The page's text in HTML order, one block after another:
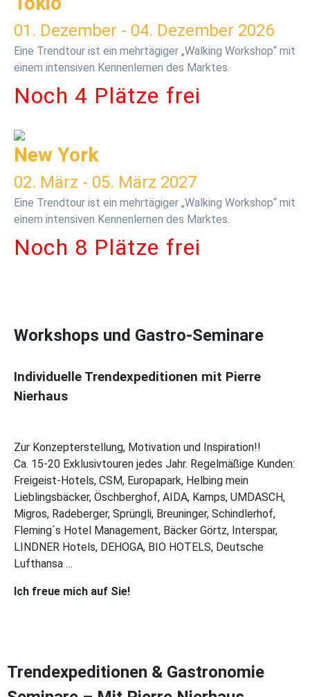
01. Dezember - 04. Dezember 2026
Eine Trendtour ist ein mehrtägiger „Walking Workshop“ mit
einem intensiven Kennenlernen des Marktes.
Noch 4 Plätze frei
New York
02. März - 05. März 2027
Eine Trendtour ist ein mehrtägiger „Walking Workshop“ mit
einem intensiven Kennenlernen des Marktes.
Noch 8 Plätze frei
Workshops und Gastro-Seminare
Individuelle Trendexpeditionen mit Pierre
Nierhaus
Zur Konzepterstellung, Motivation und Inspiration!!
Ca. 15-20 Exklusivtouren jedes Jahr. Regelmäßige Kunden:
Freigeist-Hotels, CSM, Europapark, Helbing mein
Lieblingsbäcker, Öschberghof, AIDA, Kamps, UMDASCH,
Migros, Radeberger, Sprüngli, Breuninger, Schindlerhof,
Fleming´s Hotel Management, Bäcker Görtz, Interspar,
LINDNER Hotels, DEHOGA, BIO HOTELS, Deutsche
Lufthansa …
Ich freue mich auf Sie!
Trendexpeditionen & Gastronomie